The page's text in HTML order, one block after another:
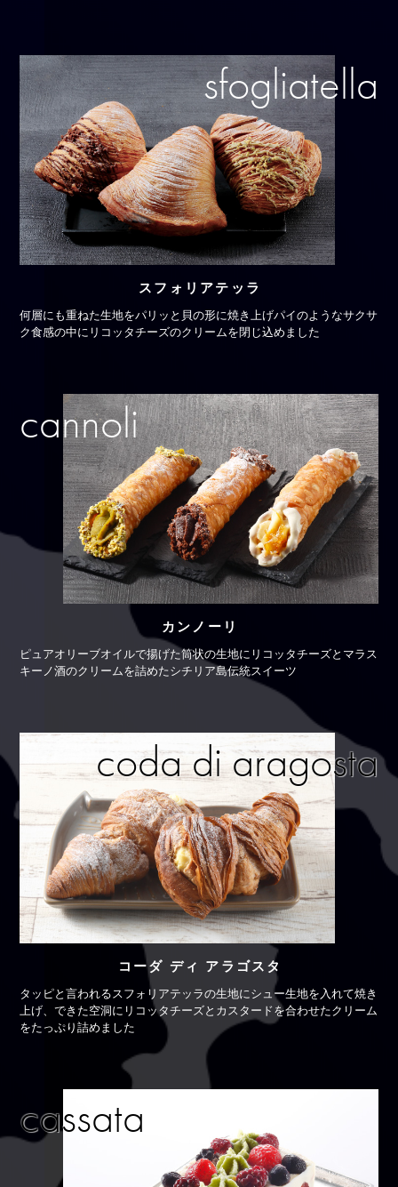
sfogliatella
スフォリアテッラ
何層にも重ねた生地をパリッと貝の形に焼き上げパイのようなサクサ
ク食感の中に リコッタチーズのクリームを閉じ込めました
cannoli
カンノーリ
ピュアオリーブオイルで揚げた筒状の生地に リコッタチーズとマラス
キーノ酒のクリームを詰めたシチリア島伝統スイーツ
coda di aragosta
コーダ ディ アラゴスタ
タッピと言われるスフォリアテッラの生地に シュー生地を入れて焼き
上げ、できた空洞に リコッタチーズとカスタードを合わせたクリーム
をたっぷり詰めました
cassata